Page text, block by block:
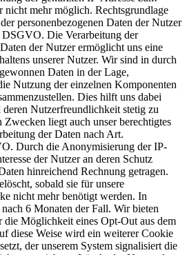
nicht mehr möglich. Rechtsgrundlage
personenbezogenen Daten der Nutzer
Die Verarbeitung der
der Nutzer ermöglicht uns eine
unserer Nutzer. Wir sind in durch
Daten in der Lage,
Nutzung der einzelnen Komponenten
Dies hilft uns dabei
deren Nutzerfreundlichkeit stetig zu
Zwecken liegt auch unser berechtigtes
der Daten nach Art.
Durch die Anonymisierung der IP-
der Nutzer an deren Schutz
hinreichend Rechnung getragen.
sobald sie für unsere
nicht mehr benötigt werden. In
6 Monaten der Fall. Wir bieten
die Möglichkeit eines Opt-Out aus dem
diese Weise wird ein weiterer Cookie
der unserem System signalisiert die